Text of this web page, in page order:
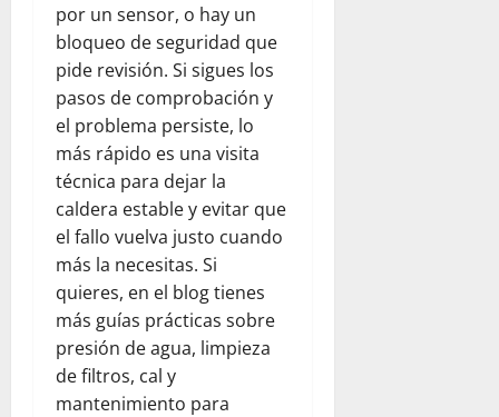
por un sensor, o hay un
bloqueo de seguridad que
pide revisión. Si sigues los
pasos de comprobación y
el problema persiste, lo
más rápido es una visita
técnica para dejar la
caldera estable y evitar que
el fallo vuelva justo cuando
más la necesitas. Si
quieres, en el blog tienes
más guías prácticas sobre
presión de agua, limpieza
de filtros, cal y
mantenimiento para